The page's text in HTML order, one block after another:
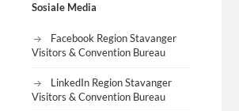
Sosiale Media
Facebook Region Stavanger
Visitors & Convention Bureau
LinkedIn Region Stavanger
Visitors & Convention Bureau